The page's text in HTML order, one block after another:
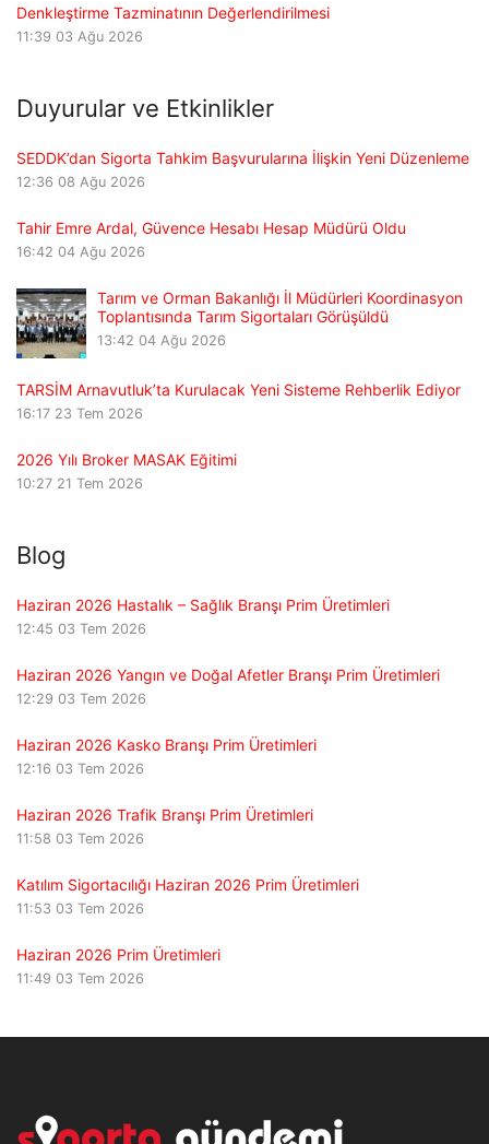
Denkleştirme Tazminatının Değerlendirilmesi
11:39 03 Ağu 2026
Duyurular ve Etkinlikler
SEDDK’dan Sigorta Tahkim Başvurularına İlişkin Yeni Düzenleme
12:36 08 Ağu 2026
Tahir Emre Ardal, Güvence Hesabı Hesap Müdürü Oldu
16:42 04 Ağu 2026
Tarım ve Orman Bakanlığı İl Müdürleri Koordinasyon
Toplantısında Tarım Sigortaları Görüşüldü
13:42 04 Ağu 2026
TARSİM Arnavutluk’ta Kurulacak Yeni Sisteme Rehberlik Ediyor
16:17 23 Tem 2026
2026 Yılı Broker MASAK Eğitimi
10:27 21 Tem 2026
Blog
Haziran 2026 Hastalık – Sağlık Branşı Prim Üretimleri
12:45 03 Tem 2026
Haziran 2026 Yangın ve Doğal Afetler Branşı Prim Üretimleri
12:29 03 Tem 2026
Haziran 2026 Kasko Branşı Prim Üretimleri
12:16 03 Tem 2026
Haziran 2026 Trafik Branşı Prim Üretimleri
11:58 03 Tem 2026
Katılım Sigortacılığı Haziran 2026 Prim Üretimleri
11:53 03 Tem 2026
Haziran 2026 Prim Üretimleri
11:49 03 Tem 2026